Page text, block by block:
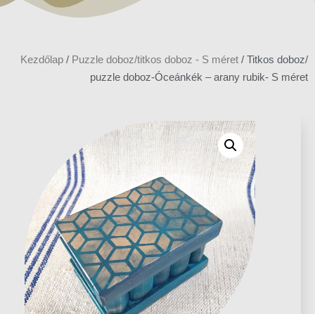
Kezdőlap / Puzzle doboz/titkos doboz - S méret / Titkos doboz/
puzzle doboz-Óceánkék – arany rubik- S méret